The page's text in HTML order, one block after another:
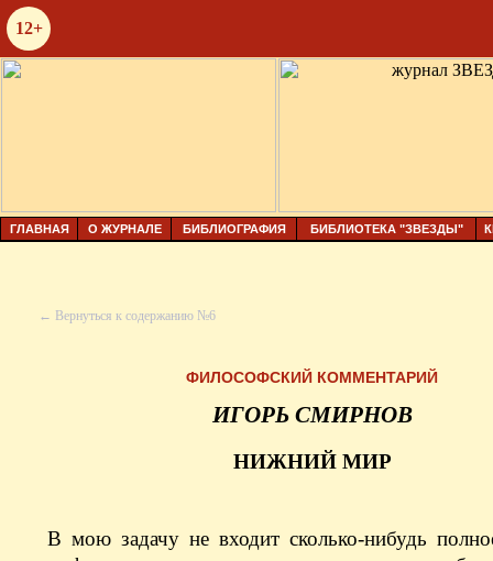
12+
ГЛАВНАЯ О ЖУРНАЛЕ БИБЛИОГРАФИЯ БИБЛИОТЕКА "ЗВЕЗДЫ"
← Вернуться к содержанию №6
ФИЛОСОФСКИЙ КОММЕНТАРИЙ
ИГОРЬ СМИРНОВ
НИЖНИЙ МИР
В мою задачу не входит сколько-нибудь